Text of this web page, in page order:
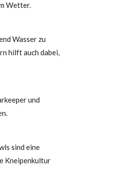
Wetter.
Wasser zu
hilft auch dabei,
und
sind eine
Kneipenkultur